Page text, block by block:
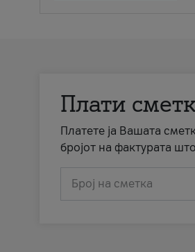
Плати
Платете ја Вашата
бројот на фактурата
Број на сметка